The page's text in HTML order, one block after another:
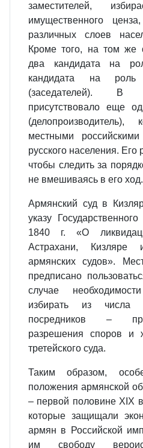
заместителей,
имущественного
различных слоев
Кроме того, на том же
два кандидата на
кандидата на роль
(заседателей). В
присутствовало еще
(делопроизводитель),
местными
русского населения. Его
чтобы следить за
не вмешиваясь в его ход.
Армянский суд в
указу
1840 г. «О
Астрахани,
армянских судов».
предписано
случае
избирать из числа
посредников –
разрешения споров и
третейского суда.
Таким образом,
положения армянской
– первой половине XIX
которые защищали
армян в Российской
им свободу